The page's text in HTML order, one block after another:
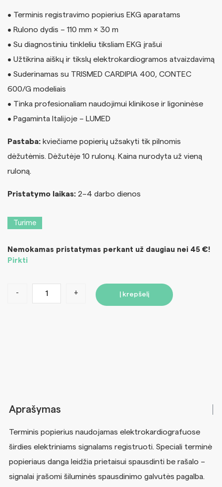
• Terminis registravimo popierius EKG aparatams
• Rulono dydis – 110 mm × 30 m
• Su diagnostiniu tinkleliu tiksliam EKG įrašui
• Užtikrina aiškų ir tikslų elektrokardiogramos atvaizdavimą
• Suderinamas su TRISMED CARDIPIA 400, CONTEC
600/G modeliais
• Tinka profesionaliam naudojimui klinikose ir ligoninėse
• Pagaminta Italijoje – LUMED
Pastaba: kviečiame popierių užsakyti tik pilnomis
dėžutėmis. Dėžutėje 10 rulonų. Kaina nurodyta už vieną
ruloną.
Pristatymo laikas: 2–4 darbo dienos
Turime
Nemokamas pristatymas perkant už daugiau nei 45 €!
Pirkti
- + Į krepšelį
Aprašymas
Terminis popierius naudojamas elektrokardiografuose
širdies elektriniams signalams registruoti. Speciali terminė
popieriaus danga leidžia prietaisui spausdinti be rašalo –
signalai įrašomi šiluminės spausdinimo galvutės pagalba.